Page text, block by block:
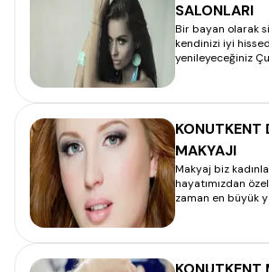
SALONLARI
Bir bayan olarak
kendinizi iyi
yenileyeceğiniz
KONUTKENT
MAKYAJI
Makyaj biz
hayatımızdan
zaman en büyük